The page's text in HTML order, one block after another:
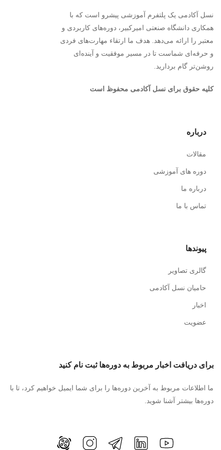
نسل آکادمی یک پلتفرم آموزشی پیشرو است که با
همکاری دانشگاه صنعتی امیرکبیر، دوره‌های کاربردی و
معتبر را ارائه می‌دهد. هدف ما ارتقاء مهارت‌های فردی
و حرفه‌ای شماست تا در مسیر موفقیت و آینده‌ای
روشن‌تر گام بردارید.
کلیه حقوق برای نسل آکادمی محفوظ است
درباره
مقالات
دوره های آموزشی
درباره ما
تماس با ما
پیوندها
گالری تصاویر
حامیان نسل آکادمی
اخبار
عضویت
برای دریافت اخبار مربوط به دوره‌ها ثبت نام کنید
ما اطلاعات مربوط به آخرین دوره‌ها را برای شما ایمیل خواهیم کرد، تا با
دوره‌ها بیشتر آشنا شوید.